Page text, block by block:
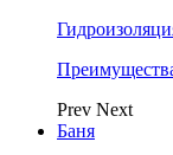
Prev Next
Баня